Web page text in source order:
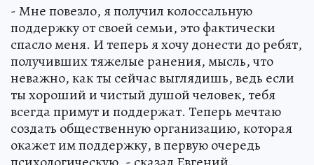
- Мне повезло, я получил колоссальную
поддержку от своей семьи, это фактически
спасло меня. И теперь я хочу донести до ребят,
получивших тяжелые ранения, мысль, что
неважно, как ты сейчас выглядишь, ведь если
ты хороший и чистый душой человек, тебя
всегда примут и поддержат. Теперь мечтаю
создать общественную организацию, которая
окажет им поддержку, в первую очередь